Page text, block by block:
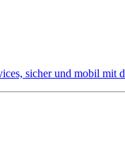
sicher und mobil mit